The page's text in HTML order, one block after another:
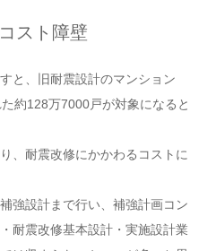
スト障壁
と、旧耐震設計のマンション
約128万7000戸が対象になると
、耐震改修にかかわるコストに
強設計まで行い、補強計画コン
耐震改修基本設計・実施設計業